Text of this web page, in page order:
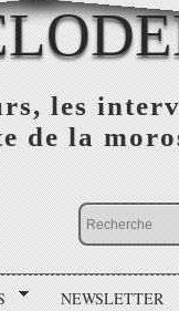
les
de la
NEWSLETTER